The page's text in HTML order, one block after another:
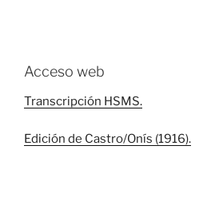
Acceso web
Transcripción HSMS.
Edición de Castro/Onís (1916).